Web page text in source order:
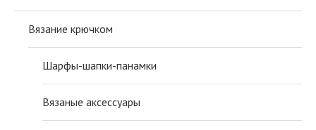
Вязание крючком
Шарфы-шапки-панамки
Вязаные аксессуары